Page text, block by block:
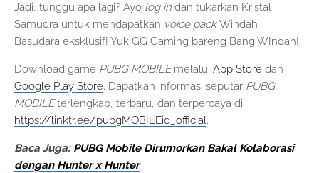
Jadi, tunggu apa lagi? Ayo log in dan tukarkan Kristal
Samudra untuk mendapatkan voice packWindah
Basudara eksklusif! Yuk GG Gaming bareng Bang WIndah!
Download game PUBG MOBILEmelalui App Store dan
Google Play Store. Dapatkan informasi seputar PUBG
MOBILEterlengkap, terbaru, dan terpercaya di
https://linktr.ee/pubgMOBILEid_official.
Baca Juga: PUBG Mobile Dirumorkan Bakal Kolaborasi
dengan Hunter x Hunter